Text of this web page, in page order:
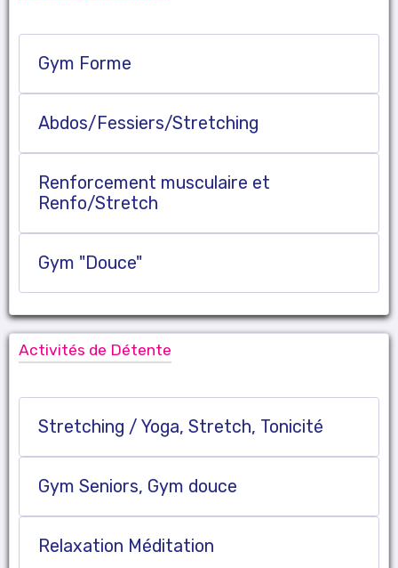
Gym Forme
Abdos/Fessiers/Stretching
Renforcement musculaire et
Renfo/Stretch
Gym "Douce"
Activités de Détente
Stretching / Yoga, Stretch, Tonicité
Gym Seniors, Gym douce
Relaxation Méditation